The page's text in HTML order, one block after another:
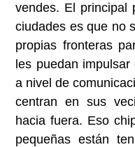
vendes. El principal
ciudades es que no
propias fronteras
les puedan
a nivel de
centran en sus
hacia fuera. Eso
pequeñas están